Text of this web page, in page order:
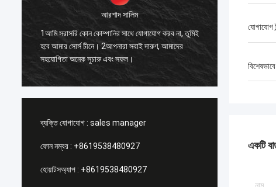
আরশাদ সালিম
1আমি সরাসরি কোন কোম্পানির সাথে যোগাযোগ করব না, তুমিই
হবে আমার সোর্স চীনে। 2আপনারা সবাই দারুণ, আমাদের
সহযোগিতা অনেক সুচারু এবং সফল।
1. সেরা
সম্পর্কে ভালো
ব্যক্তি যোগাযোগ : sales manager
ফোন নম্বর : +8619538480927
হোয়াটসঅ্যাপ : +8619538480927
যোগাযোগ
একটি